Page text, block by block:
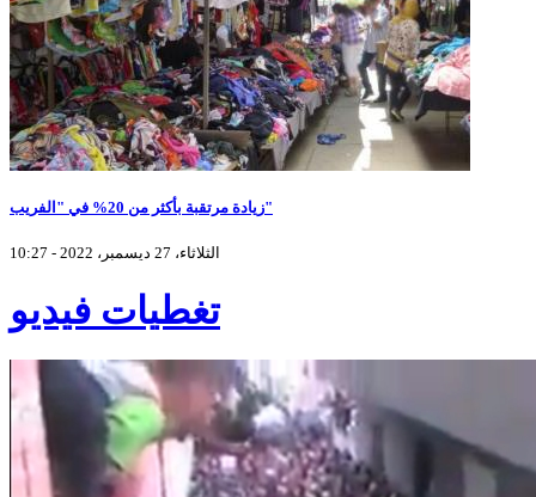
زيادة مرتقبة بأكثر من 20% في "الفريب"
الثلاثاء، 27 ديسمبر، 2022 - 10:27
تغطيات فيديو